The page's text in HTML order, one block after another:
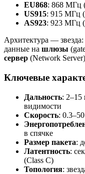
EU868: 868 МГц
US915: 915
AS923: 923 МГц
Архитектура — звезда:
данные на шлюзы
сервер (Network
Ключевые
Дальность: 2–15
видимости
Скорость:
в спячке
Размер пакета:
Латентность:
(Class C)
Топология: